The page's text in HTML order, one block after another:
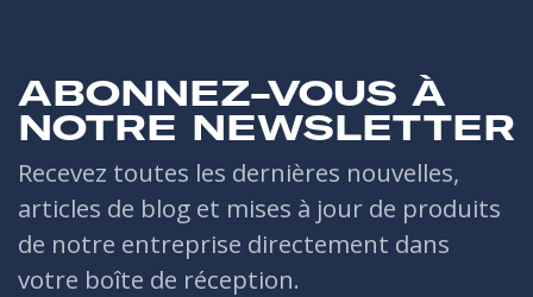
ABONNEZ-VOUS À
NOTRE NEWSLETTER
Recevez toutes les dernières nouvelles,
articles de blog et mises à jour de produits
de notre entreprise directement dans
votre boîte de réception.